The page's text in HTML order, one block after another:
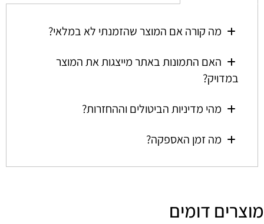
מה קורה אם המוצר שהזמנתי לא במלאי?
האם התמונות באתר מייצגות את המוצר
במדויק?
מהי מדיניות הביטולים וההחזרות?
מה זמן האספקה?
מוצרים דומים